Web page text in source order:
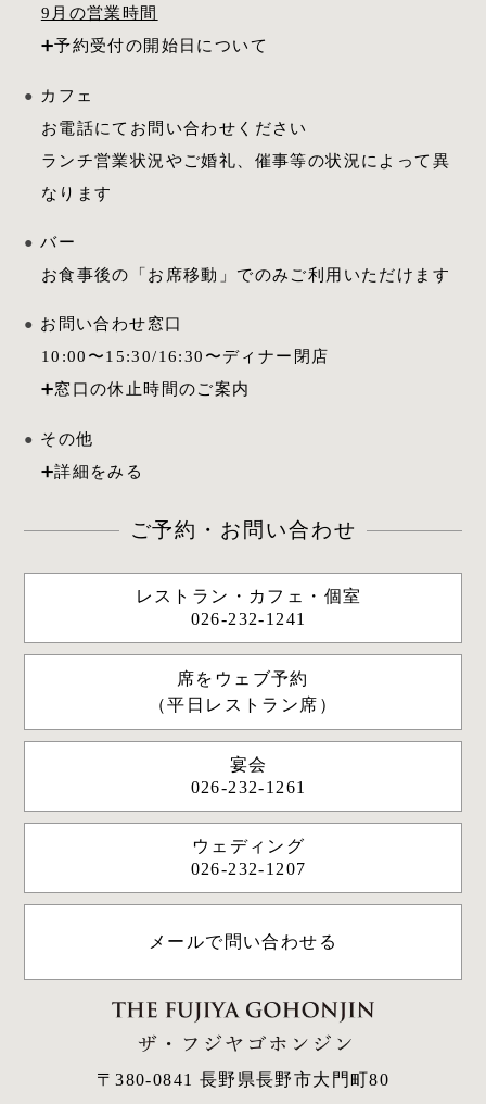
9月の営業時間
カフェ
お電話にてお問い合わせください
ランチ営業状況やご婚礼、催事等の状況によって異
なります
バー
お食事後の「お席移動」でのみご利用いただけます
お問い合わせ窓口
10:00 〜15:30/16:30 〜ディナー閉店
その他
ご予約・お問い合わせ
レストラン・カフェ・個室
026-232-1241
席をウェブ予約
（平日レストラン席）
宴会
026-232-1261
ウェディング
026-232-1207
メールで問い合わせる
〒380-0841 長野県長野市大門町80